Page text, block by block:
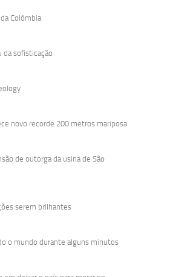
Colômbia
da sofisticação
novo recorde 200 metros mariposa
de outorga da usina de São
serem brilhantes
o mundo durante alguns minutos